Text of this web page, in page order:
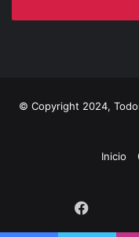
© Copyright 2024,
Inicio